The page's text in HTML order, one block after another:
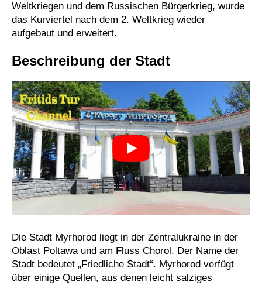
Weltkriegen und dem Russischen Bürgerkrieg, wurde
das Kurviertel nach dem 2. Weltkrieg wieder
aufgebaut und erweitert.
Beschreibung der Stadt
Die Stadt Myrhorod liegt in der Zentralukraine in der
Oblast Poltawa und am Fluss Chorol. Der Name der
Stadt bedeutet „Friedliche Stadt“. Myrhorod verfügt
über einige Quellen, aus denen leicht salziges